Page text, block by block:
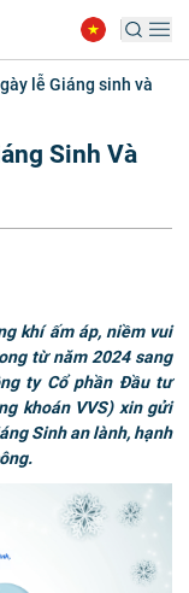
lễ Giáng sinh và
Sinh Và
khí ấm áp, niềm vui
từ năm 2024 sang
ty Cổ phần Đầu tư
khoán VVS) xin gửi
Sinh an lành, hạnh